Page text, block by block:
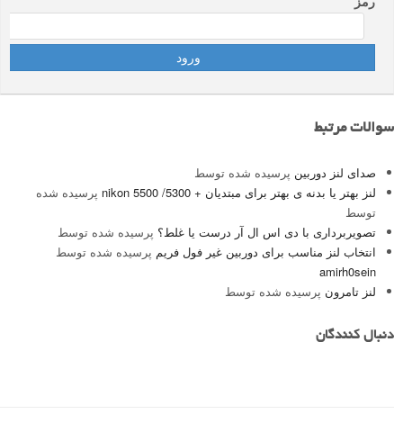
سوالات مرتبط
صدای لنز دوربین پرسیده شده توسط
لنز بهتر یا بدنه ی بهتر برای مبتدیان + nikon 5500 /5300
پرسیده شده
توسط
تصویربرداری با دی اس ال آر درست یا غلط؟ پرسیده شده توسط
انتخاب لنز مناسب برای دوربین غیر فول فریم پرسیده شده توسط
amirh0sein
لنز تامرون پرسیده شده توسط
دنبال کنندگان